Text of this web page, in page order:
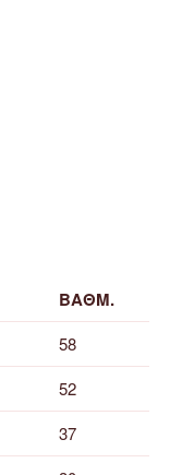
ΒΑΘΜ.
58
52
37